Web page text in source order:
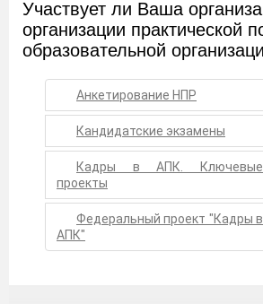
Анкетирование НПР
Кандидатские экзамены
Кадры в АПК. Ключевые
проекты
Федеральный проект "Кадры в
АПК"